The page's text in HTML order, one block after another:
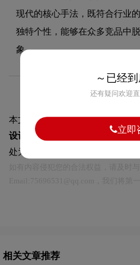
现代的核心手法，既符合行业
独特个性，能够在众多竞品中
象。
本文标题和链接Citgo美国雪铁
设计理念:
https://logo9.net/
处为诗宸标志设计及本链接!
相关文章推荐
～已经
还有疑问欢迎
立即